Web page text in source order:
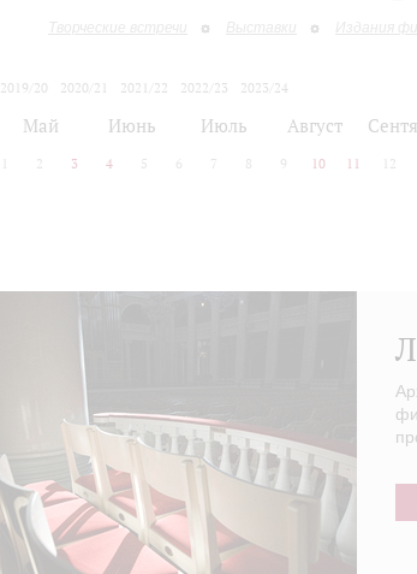
Творческие встречи Выставки Издания
2019/20 2020/21 2021/22 2022/23
2023/24
Май Июнь Июль Август
2 3 4 5 6 7 8 9 10 11 12